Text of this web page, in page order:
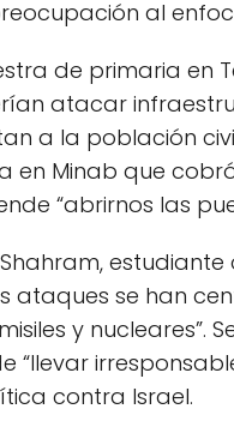
al
de primaria en
atacar
a la población
en Minab que
“abrirnos las
ataques se han
y nucleares”.
“llevar
contra Israel.